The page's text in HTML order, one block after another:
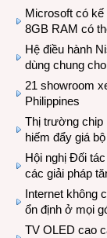
Microsoft có kế
8GB RAM có
Hệ điều hành
dùng chung
21 showroom
Philippines
Thị trường chip
hiếm đẩy giá
Hội nghị Đối
các giải pháp
Internet không
ổn định ở mọi
TV OLED cao